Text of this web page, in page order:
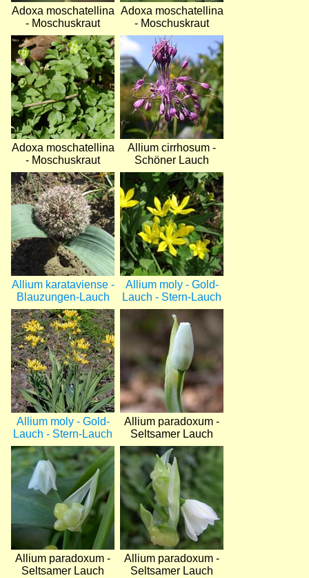
Adoxa moschatellina
- Moschuskraut
Adoxa moschatellina
- Moschuskraut
Bild
Adoxa moschatellina
- Moschuskraut
Bild
Allium cirrhosum -
Schöner Lauch
Bild
Allium karataviense -
Blauzungen-Lauch
Bild
Allium moly - Gold-
Lauch - Stern-Lauch
Bild
Allium moly - Gold-
Lauch - Stern-Lauch
Allium paradoxum -
Seltsamer Lauch
Bild
Allium paradoxum -
Seltsamer Lauch
Bild
Allium paradoxum -
Seltsamer Lauch